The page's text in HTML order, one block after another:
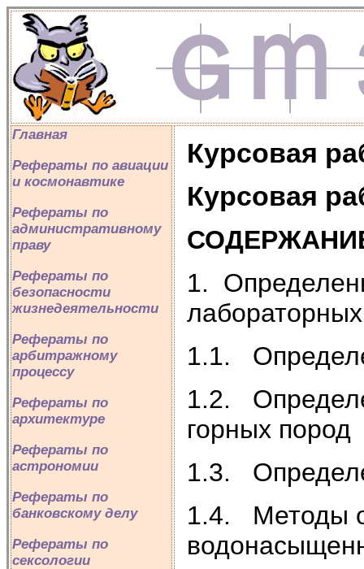
Главная
Рефераты по авиации
и космонавтике
Рефераты по
административному
праву
Рефераты по
безопасности
жизнедеятельности
Рефераты по
арбитражному
процессу
Рефераты по
архитектуре
Рефераты по
астрономии
Рефераты по
банковскому делу
Рефераты по
сексологии
Курсовая
Курсовая
1.
1.1.
1.2.
горных пород
1.3.
1.4. Методы